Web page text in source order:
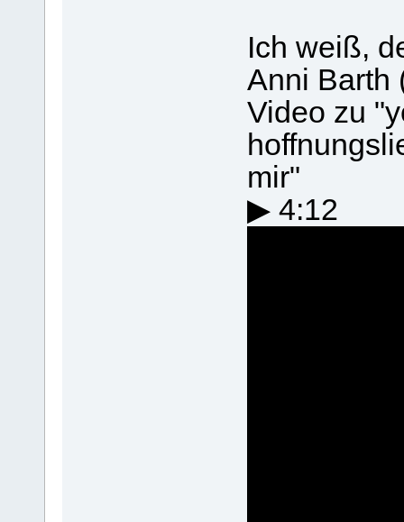
Ich weiß,
Anni Barth
Video zu
mir"
▶ 4:12